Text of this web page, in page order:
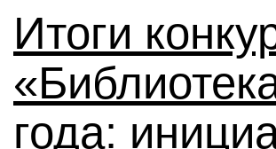
Итоги
года: